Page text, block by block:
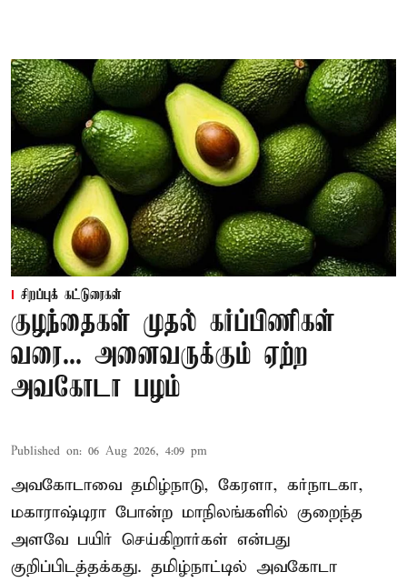
சிறப்புக் கட்டுரைகள்
குழந்தைகள் முதல் கர்ப்பிணிகள்
வரை... அனைவருக்கும் ஏற்ற
அவகோடா பழம்
Published on: 06 Aug 2026, 4:09 pm
அவகோடாவை தமிழ்நாடு, கேரளா, கர்நாடகா,
மகாராஷ்டிரா போன்ற மாநிலங்களில் குறைந்த
அளவே பயிர் செய்கிறார்கள் என்பது
குறிப்பிடத்தக்கது. தமிழ்நாட்டில் அவகோடா